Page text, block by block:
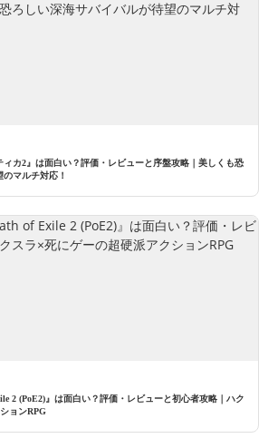
ィカ2』は面白い？評価・レビューと序盤攻略｜美しくも恐
マルチ対応！
2 (PoE2)』は面白い？評価・レビューと初心者攻略｜ハク
ョンRPG